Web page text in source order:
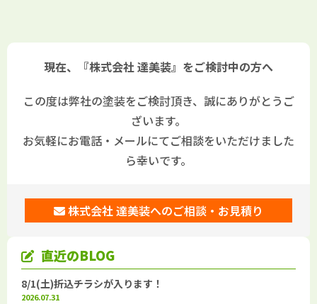
現在、『株式会社 達美装』をご検討中の方へ
この度は弊社の塗装をご検討頂き、誠にありがとうご
ざいます。
お気軽にお電話・メールにてご相談をいただけました
ら幸いです。
株式会社 達美装へのご相談・お見積り
直近のBLOG
8/1(土)折込チラシが入ります！
2026.07.31